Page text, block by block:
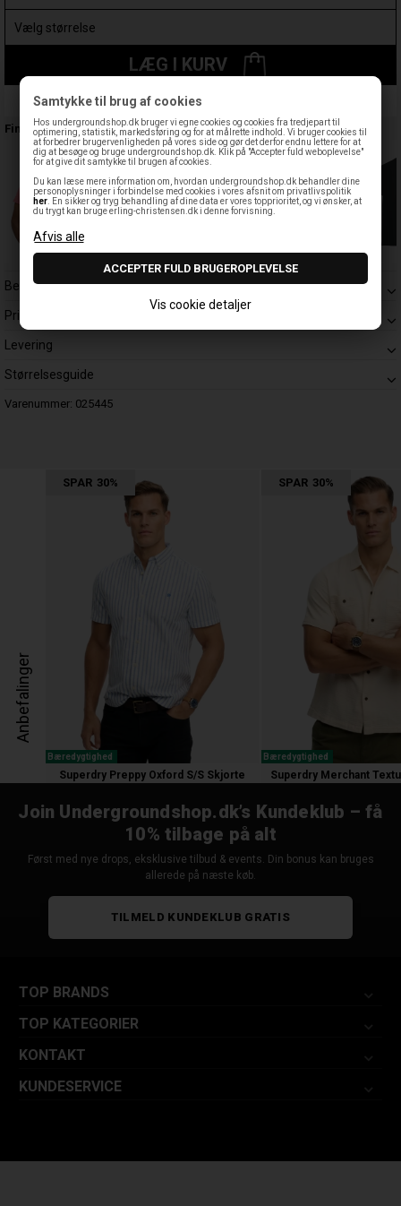
Samtykke til brug af cookies
Hos undergroundshop.dk bruger vi egne cookies og cookies fra tredjepart til
optimering, statistik, markedsføring og for at målrette indhold. Vi bruger cookies til
at forbedrer brugervenligheden på vores side og gør det derfor endnu lettere for at
dig at besøge og bruge undergroundshop.dk. Klik på "Accepter fuld weboplevelse"
for at give dit samtykke til brugen af cookies.
Du kan læse mere information om, hvordan undergroundshop.dk behandler dine
personoplysninger i forbindelse med cookies i vores afsnit om privatlivspolitik
her . En sikker og tryg behandling af dine data er vores topprioritet, og vi ønsker, at
du trygt kan bruge erling-christensen.dk i denne forvisning.
Vis cookie detaljer
LÆG I KURV
Leveringstid: 1-3 hverdage
Findes også:
Beskrivelse
Prisgaranti
Levering
Størrelsesguide
Varenummer: 025445
Anbefalinger
SPAR 30%
Bæredygtighed
Superdry Preppy Oxford S/S Skjorte
SPAR 30%
Bæredygtighed
Join Undergroundshop.dk’s Kundeklub – få
10% tilbage på alt
Først med nye drops, eksklusive tilbud & events. Din bonus kan bruges
allerede på næste køb.
TILMELD KUNDEKLUB GRATIS
TOP BRANDS
TOP KATEGORIER
KONTAKT
KUNDESERVICE